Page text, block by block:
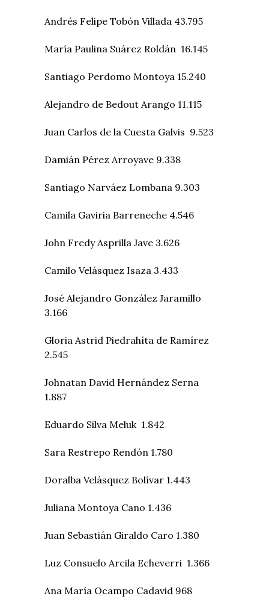
Andrés Felipe Tobón Villada 43.795
María Paulina Suárez Roldán 16.145
Santiago Perdomo Montoya 15.240
Alejandro de Bedout Arango 11.115
Juan Carlos de la Cuesta Galvis 9.523
Damián Pérez Arroyave 9.338
Santiago Narváez Lombana 9.303
Camila Gaviria Barreneche 4.546
John Fredy Asprilla Jave 3.626
Camilo Velásquez Isaza 3.433
José Alejandro González Jaramillo
3.166
Gloria Astrid Piedrahíta de Ramírez
2.545
Johnatan David Hernández Serna
1.887
Eduardo Silva Meluk 1.842
Sara Restrepo Rendón 1.780
Doralba Velásquez Bolívar 1.443
Juliana Montoya Cano 1.436
Juan Sebastián Giraldo Caro 1.380
Luz Consuelo Arcila Echeverri 1.366
Ana María Ocampo Cadavid 968